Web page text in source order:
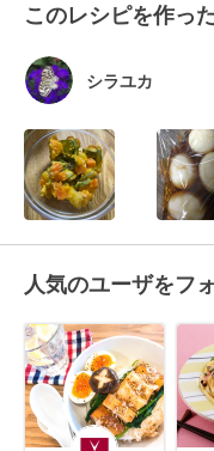
このレシピを作っ
シラユカ
人気のユーザをフ